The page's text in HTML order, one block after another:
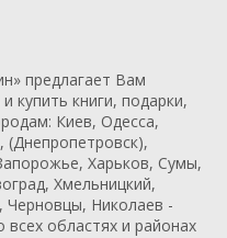
предлагает Вам
купить книги, подарки,
Киев, Одесса,
Харьков, Сумы,
Хмельницкий,
Черновцы, Николаев -
областях и районах